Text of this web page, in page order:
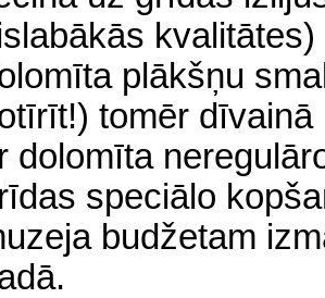
plākšņu
tomēr
dolomīta
speciālo
budžetam